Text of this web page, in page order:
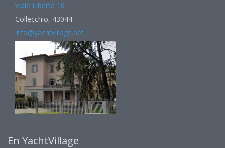
Viale Libertà 10
Collecchio, 43044
info@yachtvillage.net
En YachtVillage